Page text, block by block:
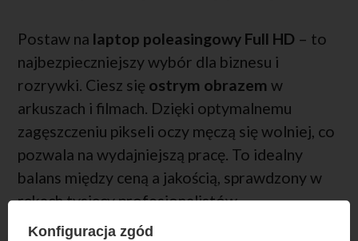
Postaw na laptop poleasingowy Full HD – to
najbezpieczniejszy wybór dla biznesu i
rozrywki. Ciesz się ostrym obrazem w
arkuszach i filmach. Dzięki optymalnemu
zagęszczeniu pikseli oczy męczą się wolniej, co
pozwala na wydajniejszą pracę. To idealny
balans między ceną a jakością, sprawdzony w
rękach tysięcy profesjonalistów.
Konfiguracja zgód